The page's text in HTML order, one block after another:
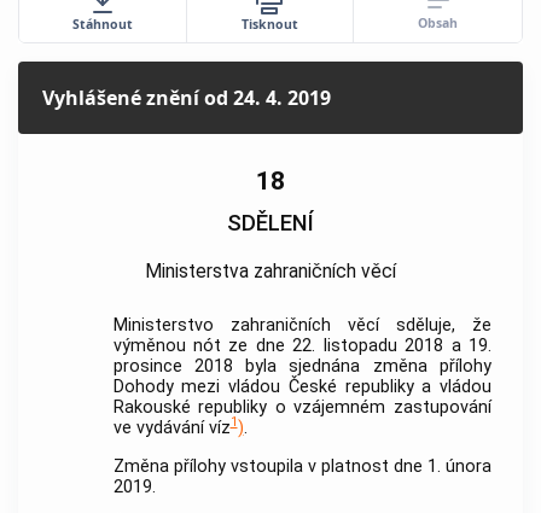
Stáhnout Tisknout Obsah
Vyhlášené zněníod 24. 4. 2019
18
SDĚLENÍ
Ministerstva zahraničních věcí
Ministerstvo zahraničních věcí sděluje, že
výměnou nót ze dne 22. listopadu 2018 a 19.
prosince 2018 byla sjednána změna přílohy
Dohody mezi vládou České republiky a vládou
Rakouské republiky o vzájemném zastupování
ve vydávání víz1).
Změna přílohy vstoupila v platnost dne 1. února
2019.